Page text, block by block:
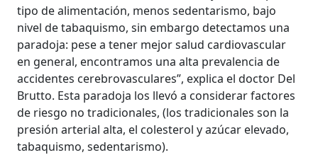
tipo de alimentación, menos sedentarismo, bajo
nivel de tabaquismo, sin embargo detectamos una
paradoja: pese a tener mejor salud cardiovascular
en general, encontramos una alta prevalencia de
accidentes cerebrovasculares”, explica el doctor Del
Brutto. Esta paradoja los llevó a considerar factores
de riesgo no tradicionales, (los tradicionales son la
presión arterial alta, el colesterol y azúcar elevado,
tabaquismo, sedentarismo).